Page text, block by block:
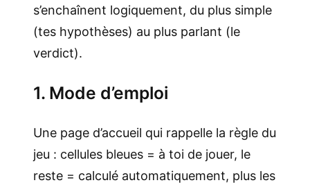
s’enchaînent logiquement, du plus simple
(tes hypothèses) au plus parlant (le
verdict).
1. Mode d’emploi
Une page d’accueil qui rappelle la règle du
jeu : cellules bleues = à toi de jouer, le
reste = calculé automatiquement, plus les